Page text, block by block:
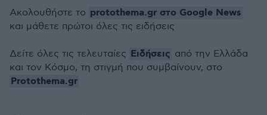
Ακολουθήστε το protothema.gr στο Google News
και μάθετε πρώτοι όλες τις ειδήσεις
Δείτε όλες τις τελευταίες Ειδήσεις από την Ελλάδα
και τον Κόσμο, τη στιγμή που συμβαίνουν, στο
Protothema.gr